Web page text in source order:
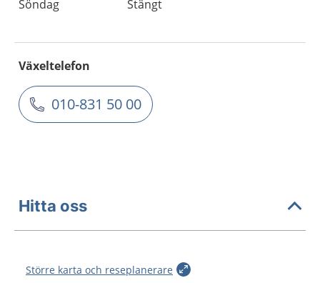
Söndag Stängt
Växeltelefon
010-831 50 00
Hitta oss
Större karta och reseplanerare